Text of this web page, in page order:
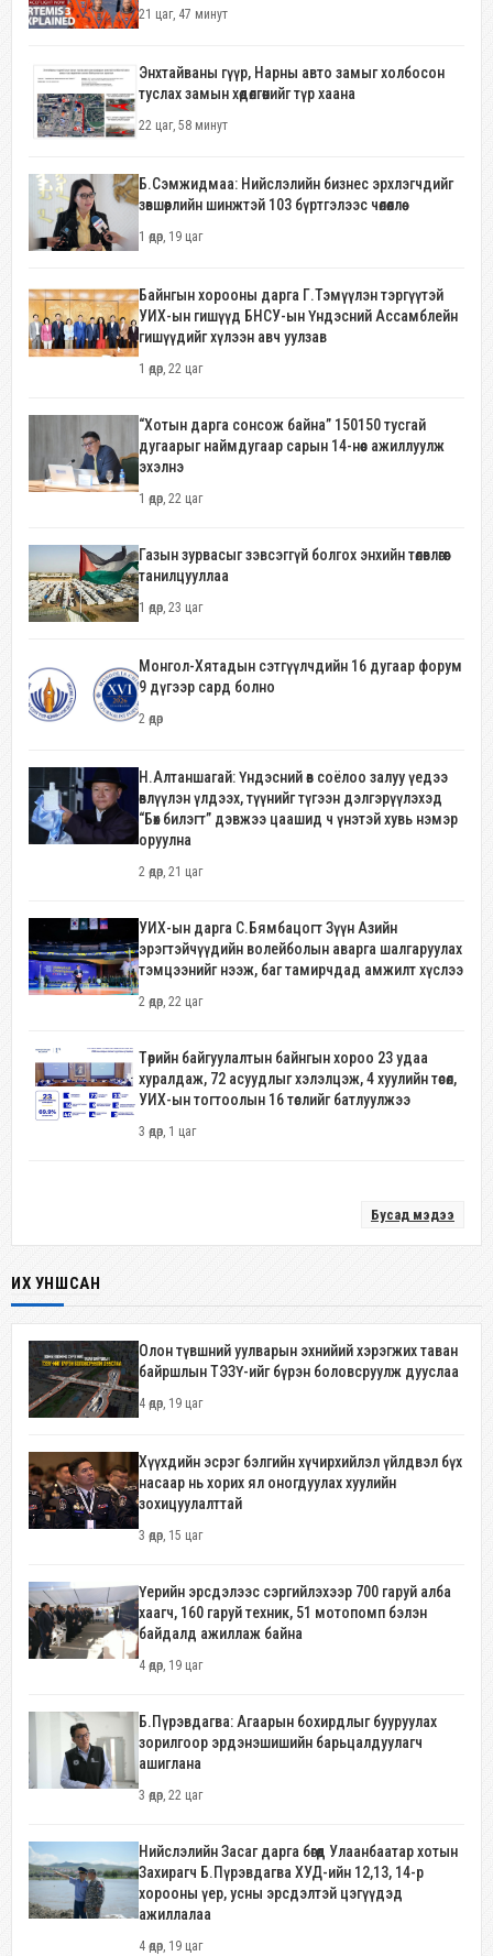
21 цаг, 47 минут
Энхтайваны гүүр, Нарны авто замыг холбосон
туслах замын хөдөлгөөнийг түр хаана
22 цаг, 58 минут
Б.Сэмжидмаа: Нийслэлийн бизнес эрхлэгчдийг
зөвшөөрлийн шинжтэй 103 бүртгэлээс чөлөөллөө
1 өдөр, 19 цаг
Байнгын хорооны дарга Г.Тэмүүлэн тэргүүтэй
УИХ-ын гишүүд БНСУ-ын Үндэсний Ассамблейн
гишүүдийг хүлээн авч уулзав
1 өдөр, 22 цаг
“Хотын дарга сонсож байна” 150150 тусгай
дугаарыг наймдугаар сарын 14-нөөс ажиллуулж
эхэлнэ
1 өдөр, 22 цаг
Газын зурвасыг зэвсэггүй болгох энхийн төлөвлөгөөг
танилцууллаа
1 өдөр, 23 цаг
Монгол-Хятадын сэтгүүлчдийн 16 дугаар форум
9 дүгээр сард болно
2 өдөр
Н.Алтаншагай: Үндэсний өв соёлоо залуу үедээ
өвлүүлэн үлдээх, түүнийг түгээн дэлгэрүүлэхэд
“Бөх билэгт” дэвжээ цаашид ч үнэтэй хувь нэмэр
оруулна
2 өдөр, 21 цаг
УИХ-ын дарга С.Бямбацогт Зүүн Азийн
эрэгтэйчүүдийн волейболын аварга шалгаруулах
тэмцээнийг нээж, баг тамирчдад амжилт хүслээ
2 өдөр, 22 цаг
Төрийн байгуулалтын байнгын хороо 23 удаа
хуралдаж, 72 асуудлыг хэлэлцэж, 4 хуулийн төсөл,
УИХ-ын тогтоолын 16 төслийг батлуулжээ
3 өдөр, 1 цаг
Бусад мэдээ
ИХ УНШСАН
Олон түвшний уулварын эхнийий хэрэгжих таван
байршлын ТЭЗҮ-ийг бүрэн боловсруулж дууслаа
4 өдөр, 19 цаг
Хүүхдийн эсрэг бэлгийн хүчирхийлэл үйлдвэл бүх
насаар нь хорих ял оногдуулах хуулийн
зохицуулалттай
3 өдөр, 15 цаг
Үерийн эрсдэлээс сэргийлэхээр 700 гаруй алба
хаагч, 160 гаруй техник, 51 мотопомп бэлэн
байдалд ажиллаж байна
4 өдөр, 19 цаг
Б.Пүрэвдагва: Агаарын бохирдлыг бууруулах
зорилгоор эрдэнэшишийн барьцалдуулагч
ашиглана
3 өдөр, 22 цаг
Нийслэлийн Засаг дарга бөгөөд Улаанбаатар хотын
Захирагч Б.Пүрэвдагва ХУД-ийн 12,13, 14-р
хорооны үер, усны эрсдэлтэй цэгүүдэд
ажиллалаа
4 өдөр, 19 цаг